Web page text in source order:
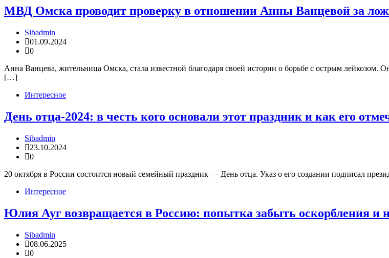
МВД Омска проводит проверку в отношении Анны Ванцевой за
Sibadmin
01.09.2024
0
Анна Ванцева, жительница Омска, стала известной благодаря своей истории о борьбе с острым лейкозом.
[…]
Интересное
День отца-2024: в честь кого основали этот праздник и как его
Sibadmin
23.10.2024
0
20 октября в России состоится новый семейный праздник — День отца. Указ о его создании подписал
Интересное
Юлия Ауг возвращается в Россию: попытка забыть оскорбления и
Sibadmin
08.06.2025
0